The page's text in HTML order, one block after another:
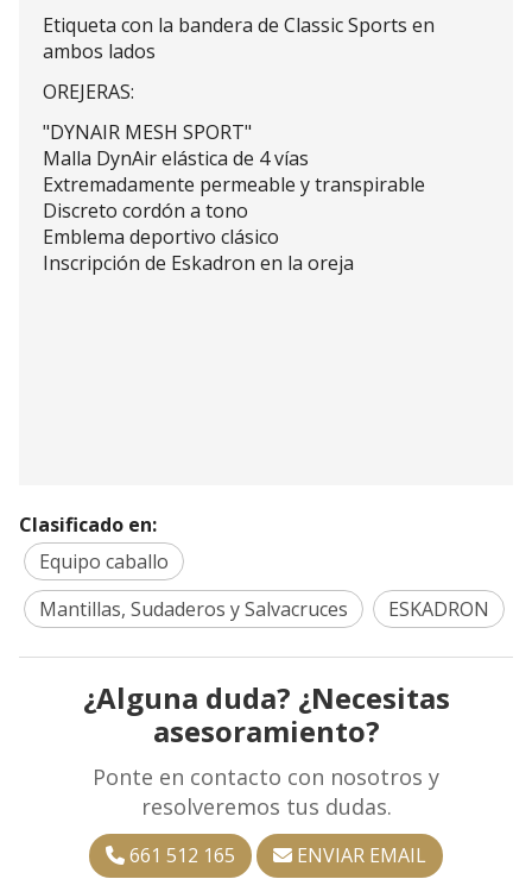
Etiqueta con la bandera de Classic Sports en
ambos lados
OREJERAS:
"DYNAIR MESH SPORT"
Malla DynAir elástica de 4 vías
Extremadamente permeable y transpirable
Discreto cordón a tono
Emblema deportivo clásico
Inscripción de Eskadron en la oreja
Clasificado en:
Equipo caballo
Mantillas, Sudaderos y Salvacruces
ESKADRON
¿Alguna duda? ¿Necesitas
asesoramiento?
Ponte en contacto con nosotros y
resolveremos tus dudas.
661 512 165 ENVIAR EMAIL